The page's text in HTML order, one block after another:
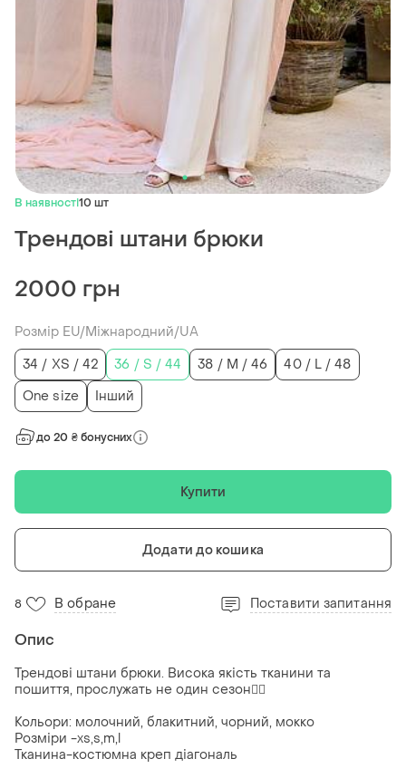
В наявності10 шт
Трендові штани брюки
2000 грн
Розмір EU/Міжнародний/UA
34 / XS / 42
36 / S / 44 38 / M / 46
40 / L / 48
One size
Інший
до 20 ₴ бонусних
Купити
Додати до кошика
8 В обране Поставити запитання
Опис
Трендові штани брюки. Висока якість тканини та
пошиття, прослужать не один сезон👌🏻
Кольори: молочний, блакитний, чорний, мокко
Розміри -xs,s,m,l
Тканина-костюмна креп діагональ